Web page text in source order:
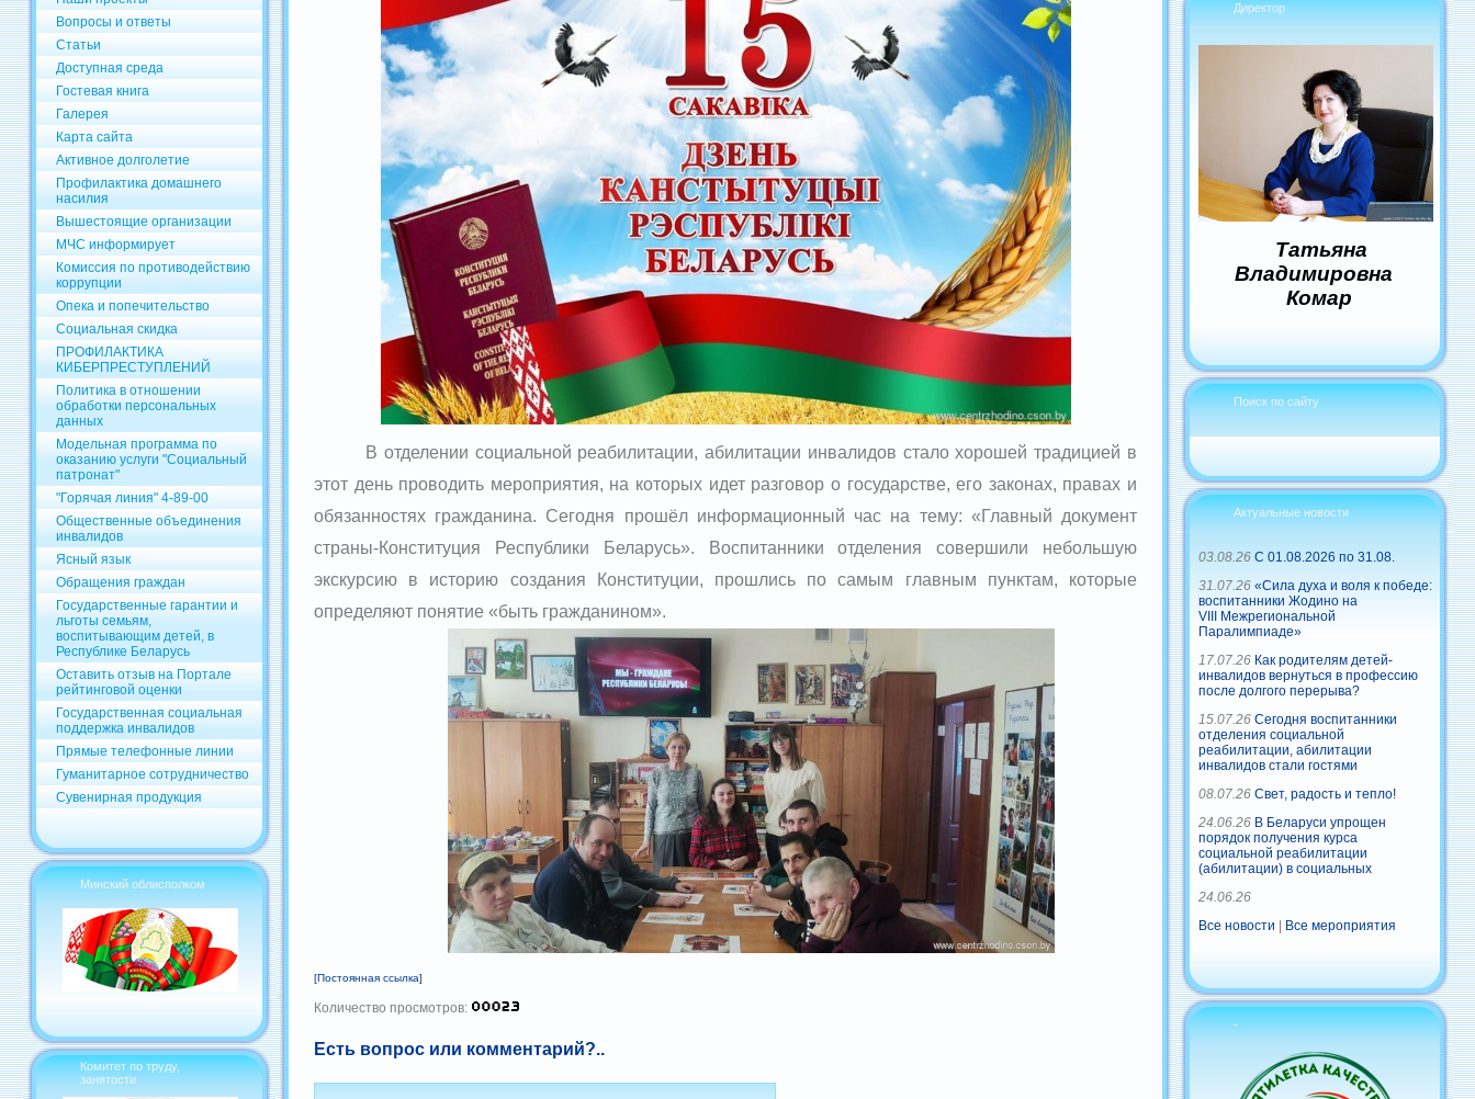
Вопросы и ответы
Статьи
Доступная среда
Гостевая книга
Галерея
Карта сайта
Активное долголетие
Профилактика домашнего
насилия
Вышестоящие организации
МЧС информирует
Комиссия по противодействию
коррупции
Опека и попечительство
Социальная скидка
ПРОФИЛАКТИКА
КИБЕРПРЕСТУПЛЕНИЙ
Политика в отношении
обработки персональных
данных
Модельная программа по
оказанию услуги "Социальный
патронат"
"Горячая линия" 4-89-00
Общественные объединения
инвалидов
Ясный язык
Обращения граждан
Государственные гарантии и
льготы семьям,
воспитывающим детей, в
Республике Беларусь
Оставить отзыв на Портале
рейтинговой оценки
Государственная социальная
поддержка инвалидов
Прямые телефонные линии
Гуманитарное сотрудничество
Сувенирная продукция
Минский облисполком
Комитет по труду,
занятости
В отделении социальной реабилитации, абилитации инвалидов стало хорошей традицией в
этот день проводить мероприятия, на которых идет разговор о государстве, его законах, правах и
обязанностях гражданина. Сегодня прошёл информационный час на тему: «Главный документ
страны-Конституция Республики Беларусь». Воспитанники отделения совершили небольшую
экскурсию в историю создания Конституции, прошлись по самым главным пунктам, которые
определяют понятие «быть гражданином».
[Постоянная ссылка]
Количество просмотров:
Есть вопрос или комментарий?..
Директор
Татьяна
Владимировна
Комар
Поиск по сайту
Актуальные новости
03.08.26 С 01.08.2026 по 31.08.
31.07.26 «Сила духа и воля к победе:
воспитанники Жодино на
VIII Межрегиональной
Паралимпиаде»
17.07.26 Как родителям детей-
инвалидов вернуться в профессию
после долгого перерыва?
15.07.26 Сегодня воспитанники
отделения социальной
реабилитации, абилитации
инвалидов стали гостями
08.07.26 Свет, радость и тепло!
24.06.26 В Беларуси упрощен
порядок получения курса
социальной реабилитации
(абилитации) в социальных
24.06.26
Все новости
Все мероприятия
-